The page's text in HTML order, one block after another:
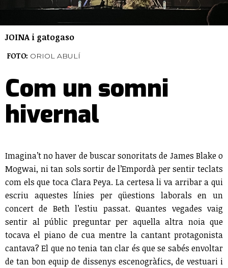
JOINA i gatogaso
FOTO: ORIOL ABULÍ
Com un somni
hivernal
Imagina’t no haver de buscar sonoritats de James Blake o
Mogwai, ni tan sols sortir de l’Empordà per sentir teclats
com els que toca Clara Peya. La certesa li va arribar a qui
escriu aquestes línies per qüestions laborals en un
concert de Beth l’estiu passat. Quantes vegades vaig
sentir al públic preguntar per aquella altra noia que
tocava el piano de cua mentre la cantant protagonista
cantava? El que no tenia tan clar és que se sabés envoltar
de tan bon equip de dissenys escenogràfics, de vestuari i